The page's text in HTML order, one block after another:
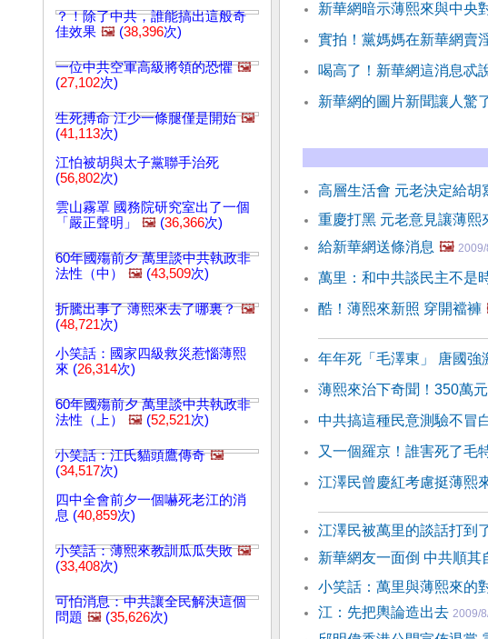
？！除了中共，誰能搞出這般奇
佳效果 🖼️ (38,396次)
一位中共空軍高級將領的恐懼 🖼️
(27,102次)
生死搏命 江少一條腿僅是開始 🖼️
(41,113次)
江怕被胡與太子黨聯手治死
(56,802次)
雲山霧罩 國務院研究室出了一個
「嚴正聲明」
🖼️ (36,366次)
60年國殤前夕 萬里談中共執政非
法性（中）
🖼️ (43,509次)
折騰出事了 薄熙來去了哪裏？ 🖼️
(48,721次)
小笑話：國家四級救災惹惱薄熙
來 (26,314次)
60年國殤前夕 萬里談中共執政非
法性（上）
🖼️ (52,521次)
小笑話：江氏貓頭鷹傳奇 🖼️
(34,517次)
四中全會前夕一個嚇死老江的消
息 (40,859次)
小笑話：薄熙來教訓瓜瓜失敗 🖼️
(33,408次)
可怕消息：中共讓全民解決這個
問題 🖼️ (35,626次)
新華網暗示薄熙來與中央
實拍！黨媽媽在新華網賣
喝高了！新華網這消息忒
新華網的圖片新聞讓人驚
高層生活會 元老決定給胡
重慶打黑 元老意見讓薄熙
給新華網送條消息 🖼️ 2009/
萬里：和中共談民主不是
酷！薄熙來新照 穿開襠褲
年年死「毛澤東」 唐國強
薄熙來治下奇聞！350萬
中共搞這種民意測驗不冒
又一個羅京！誰害死了毛
江澤民曾慶紅考慮挺薄熙
江澤民被萬里的談話打到
新華網友一面倒 中共順其
小笑話：萬里與薄熙來的
江：先把輿論造出去 2009/